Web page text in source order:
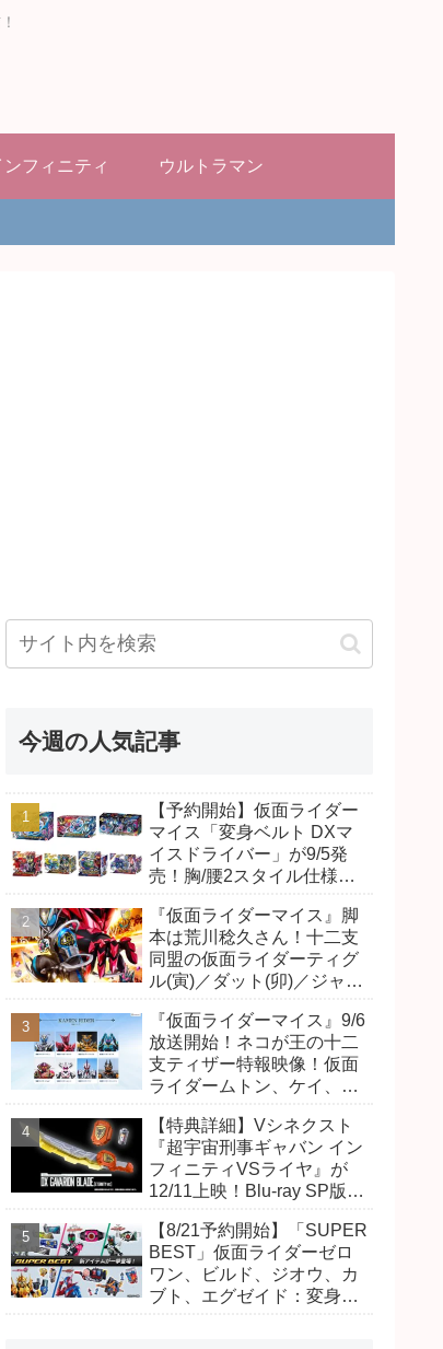
フィニティ ウルトラマン
今週の人気記事
【予約開始】仮面ライダー
マイス「変身ベルト DXマ
イスドライバー」が9/5発
売！胸/腰2スタイル仕様！
ッシュ、ジャオ/バイト、ケ
イ/ショットボーンバックル
も！
『仮面ライダーマイス』脚
本は荒川稔久さん！十二支
同盟の仮面ライダーティグ
ル(寅)／ダット(卯)／ジャオ
尾達臣のキャストが発表！
トリガーのアキト金子隼也
さんも変身！
『仮面ライダーマイス』9/6
放送開始！ネコが王の十二
支ティザー特報映像！仮面
ライダームトン、ケイ、ヴ
開！ライダーは子丑寅卯辰
巳午未申酉戌亥猫猫の14
人⁉
【特典詳細】Vシネクスト
『超宇宙刑事ギャバン イン
フィニティVSライヤ』が
12/11上映！Blu-ray SP版は
(エタニティver.)」「ユカイ
ダーエモルギー」ほか豪華
特典付き！
【8/21予約開始】「SUPER
BEST」仮面ライダーゼロ
ワン、ビルド、ジオウ、カ
ブト、エグゼイド：変身ベ